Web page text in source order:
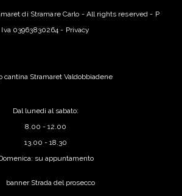
di Stramare Carlo - All rights reserved - P
Iva 03963830264 - Privacy
Dal lunedi al sabato:
8.00 - 12.00
13.00 - 18.30
su appuntamento